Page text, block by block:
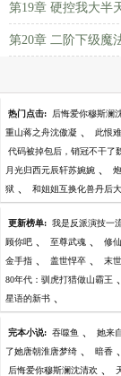
第19章 硬控我大半
第20章 二阶下级魔
热门点击: 后悔爱你穆斯澜
重山蒋之舟沈傲凝 、 此恨
代码被掉包后，销冠不干了
月光归西元辰轩苏婉婉 、
狱 、 和姐姐互换化兽丹后
更新榜单: 我是反派演技一
顾你吧 、 至尊武魂 、 修
金手指 、 盖世悍卒 、 末
80年代：驯虎打猎做山霸王 、
星语的新书 、
完本小说: 吞噬鱼 、 她来
了她唐朝淮唐梦绮 、 暗香 、
后悔爱你穆斯澜沈清欢 、